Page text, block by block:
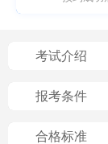
考试介绍
报考条件
合格标准